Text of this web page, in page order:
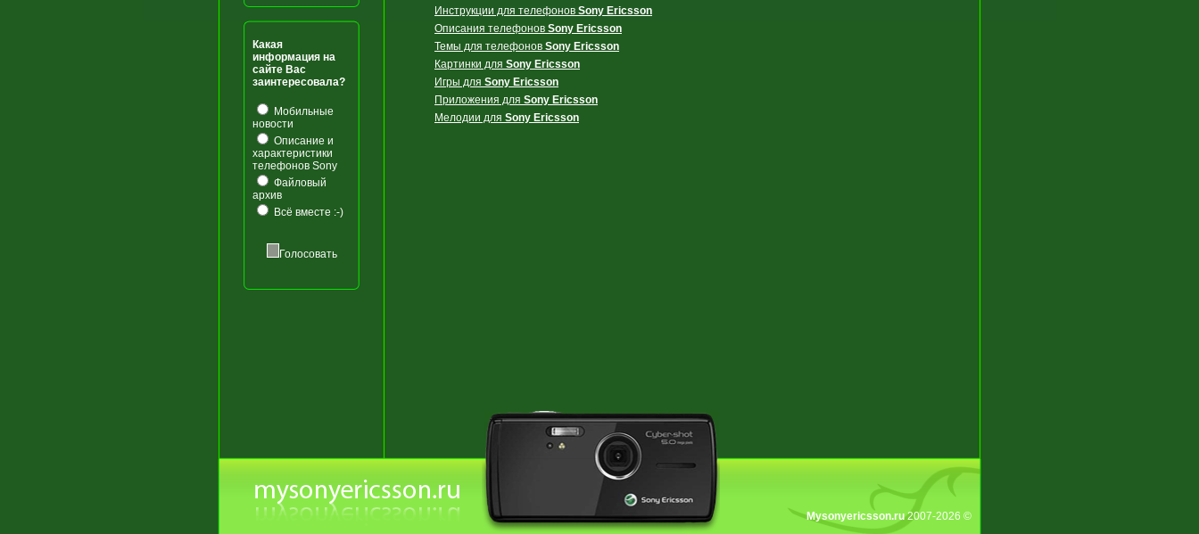
Какая
информация на
сайте Вас
заинтересовала?
Мобильные
новости
Описание и
характеристики
телефонов Sony
Файловый
архив
Всё вместе :-)
Голосовать
Инструкции для телефонов Sony Ericsson
Описания телефонов Sony Ericsson
Темы для телефонов Sony Ericsson
Картинки для Sony Ericsson
Игры для Sony Ericsson
Приложения для Sony Ericsson
Мелодии для Sony Ericsson
Mysonyericsson.ru2007-2026 ©